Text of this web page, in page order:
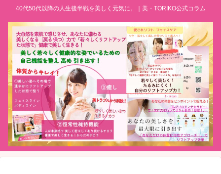
40代50代以降の人生後半戦を美しく元気に。｜美・TORIKO公式コラム